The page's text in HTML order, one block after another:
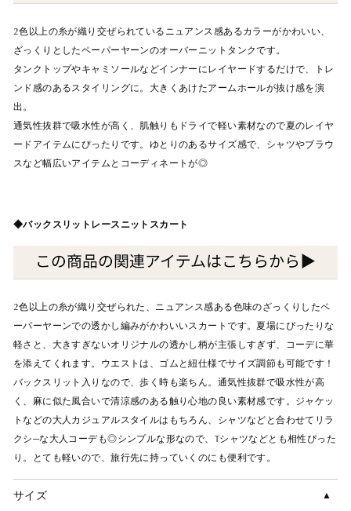
2色以上の糸が織り交ぜられているニュアンス感あるカラーがかわいい、
ざっくりとしたペーパーヤーンのオーバーニットタンクです。
タンクトップやキャミソールなどインナーにレイヤードするだけで、トレ
ンド感のあるスタイリングに。大きくあけたアームホールが抜け感を演
出。
通気性抜群で吸水性が高く、肌触りもドライで軽い素材なので夏のレイヤ
ードアイテムにぴったりです。ゆとりのあるサイズ感で、シャツやブラウ
スなど幅広いアイテムとコーディネートが◎
◆バックスリットレースニットスカート
2色以上の糸が織り交ぜられた、ニュアンス感ある色味のざっくりしたペ
ーパーヤーンでの透かし編みがかわいいスカートです。夏場にぴったりな
軽さと、大きすぎないオリジナルの透かし柄が主張しすぎず、コーデに華
を添えてくれます。ウエストは、ゴムと紐仕様でサイズ調節も可能です！
バックスリット入りなので、歩く時も楽ちん。通気性抜群で吸水性が高
く、麻に似た風合いで清涼感のある触り心地の良い素材感です。ジャケッ
トなどの大人カジュアルスタイルはもちろん、シャツなどと合わせてリラ
クシ—な大人コーデも◎シンプルな形なので、Tシャツなどとも相性ぴった
り。とても軽いので、旅行先に持っていくのにも便利です。
サイズ